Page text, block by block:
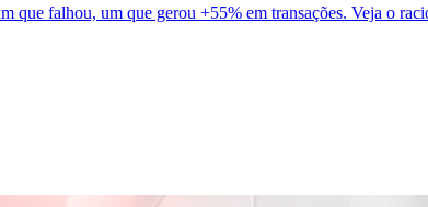
falhou, um que gerou +55% em transações. Veja o